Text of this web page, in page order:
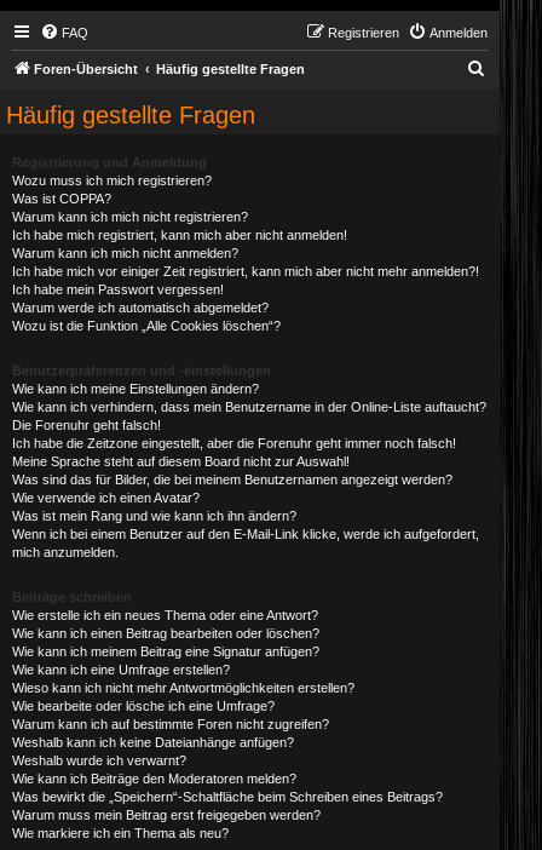
FAQ Anmelden
Registrieren
Foren-Übersicht Häufig gestellte Fragen
Häufig gestellte Fragen
Registrierung und Anmeldung
Wozu muss ich mich registrieren?
Was ist COPPA?
Warum kann ich mich nicht registrieren?
Ich habe mich registriert, kann mich aber nicht anmelden!
Warum kann ich mich nicht anmelden?
Ich habe mich vor einiger Zeit registriert, kann mich aber nicht mehr anmelden?!
Ich habe mein Passwort vergessen!
Warum werde ich automatisch abgemeldet?
Wozu ist die Funktion „Alle Cookies löschen“?
Benutzerpräferenzen und -einstellungen
Wie kann ich meine Einstellungen ändern?
Wie kann ich verhindern, dass mein Benutzername in der Online-Liste auftaucht?
Die Forenuhr geht falsch!
Ich habe die Zeitzone eingestellt, aber die Forenuhr geht immer noch falsch!
Meine Sprache steht auf diesem Board nicht zur Auswahl!
Was sind das für Bilder, die bei meinem Benutzernamen angezeigt werden?
Wie verwende ich einen Avatar?
Was ist mein Rang und wie kann ich ihn ändern?
Wenn ich bei einem Benutzer auf den E-Mail-Link klicke, werde ich aufgefordert,
mich anzumelden.
Beiträge schreiben
Wie erstelle ich ein neues Thema oder eine Antwort?
Wie kann ich einen Beitrag bearbeiten oder löschen?
Wie kann ich meinem Beitrag eine Signatur anfügen?
Wie kann ich eine Umfrage erstellen?
Wieso kann ich nicht mehr Antwortmöglichkeiten erstellen?
Wie bearbeite oder lösche ich eine Umfrage?
Warum kann ich auf bestimmte Foren nicht zugreifen?
Weshalb kann ich keine Dateianhänge anfügen?
Weshalb wurde ich verwarnt?
Wie kann ich Beiträge den Moderatoren melden?
Was bewirkt die „Speichern“-Schaltfläche beim Schreiben eines Beitrags?
Warum muss mein Beitrag erst freigegeben werden?
Wie markiere ich ein Thema als neu?